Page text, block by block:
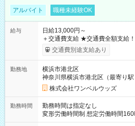
アルバイト 職種未経験OK
給与
日給13,000円～
＋交通費支給 ★交通費全額支給！ ┗案件により規定あり ★日払
いOK！（規定あり） ┗働いたそ
ンビニATMから 日払い分を引き落とせます
交通費別途支給あり
勤務地
横浜市港北区
神奈川県横浜市港北区（最寄り駅
株式会社ワンベルウッズ
勤務時間
勤務時間は指定なし
変形労働時間制 想定労働時間160時間/月 【シフト例
～21：00